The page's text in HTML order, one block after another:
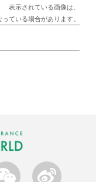
表示されている画像は、
ている場合があります。